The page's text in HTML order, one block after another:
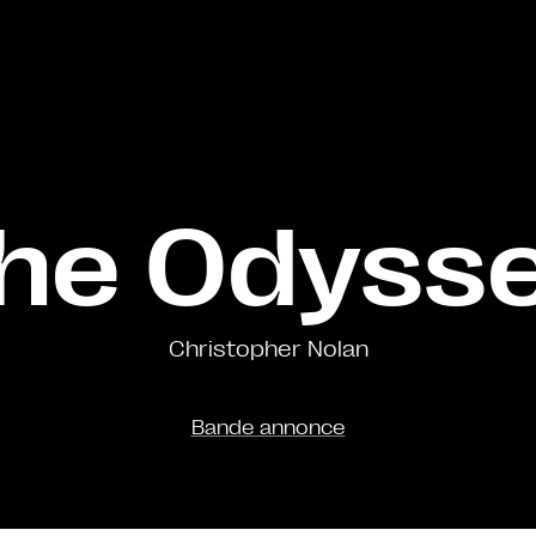
Christopher Nolan
Bande annonce